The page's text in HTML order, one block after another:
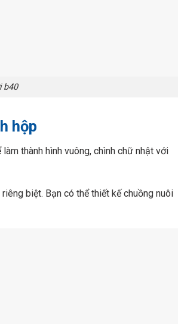
b40
hộp
thành hình vuông, chình chữ nhật với
biệt. Bạn có thể thiết kế chuồng nuôi